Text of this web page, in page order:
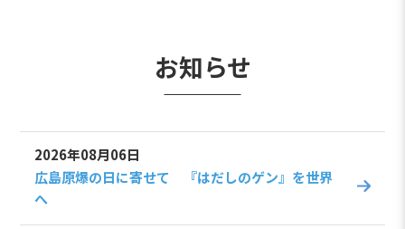
お知らせ
2026年08月06日
広島原爆の日に寄せて 『はだしのゲン』を世界
へ